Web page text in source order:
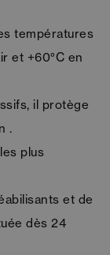
températures
et +60°C en
il protège
.
plus
et de
dès 24